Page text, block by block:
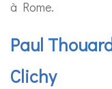
à Rome.
Paul
Clichy